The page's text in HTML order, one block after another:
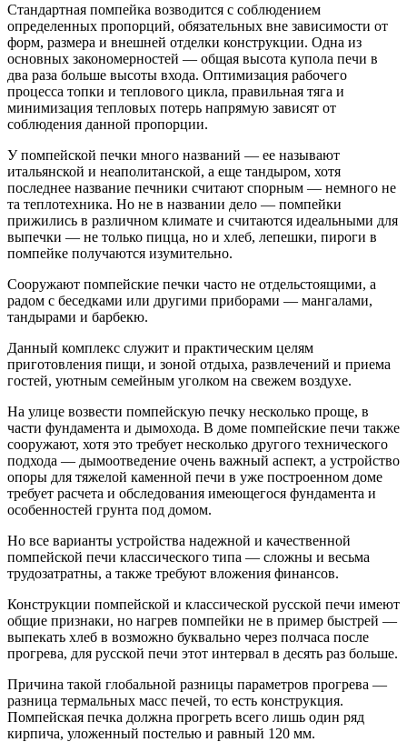
Стандартная помпейка возводится с соблюдением
определенных пропорций, обязательных вне зависимости от
форм, размера и внешней отделки конструкции. Одна из
основных закономерностей — общая высота купола печи в
два раза больше высоты входа. Оптимизация рабочего
процесса топки и теплового цикла, правильная тяга и
минимизация тепловых потерь напрямую зависят от
соблюдения данной пропорции.
У помпейской печки много названий — ее называют
итальянской и неаполитанской, а еще тандыром, хотя
последнее название печники считают спорным — немного не
та теплотехника. Но не в названии дело — помпейки
прижились в различном климате и считаются идеальными для
выпечки — не только пицца, но и хлеб, лепешки, пироги в
помпейке получаются изумительно.
Сооружают помпейские печки часто не отдельстоящими, а
радом с беседками или другими приборами — мангалами,
тандырами и барбекю.
Данный комплекс служит и практическим целям
приготовления пищи, и зоной отдыха, развлечений и приема
гостей, уютным семейным уголком на свежем воздухе.
На улице возвести помпейскую печку несколько проще, в
части фундамента и дымохода. В доме помпейские печи также
сооружают, хотя это требует несколько другого технического
подхода — дымоотведение очень важный аспект, а устройство
опоры для тяжелой каменной печи в уже построенном доме
требует расчета и обследования имеющегося фундамента и
особенностей грунта под домом.
Но все варианты устройства надежной и качественной
помпейской печи классического типа — сложны и весьма
трудозатратны, а также требуют вложения финансов.
Конструкции помпейской и классической русской печи имеют
общие признаки, но нагрев помпейки не в пример быстрей —
выпекать хлеб в возможно буквально через полчаса после
прогрева, для русской печи этот интервал в десять раз больше.
Причина такой глобальной разницы параметров прогрева —
разница термальных масс печей, то есть конструкция.
Помпейская печка должна прогреть всего лишь один ряд
кирпича, уложенный постелью и равный 120 мм.